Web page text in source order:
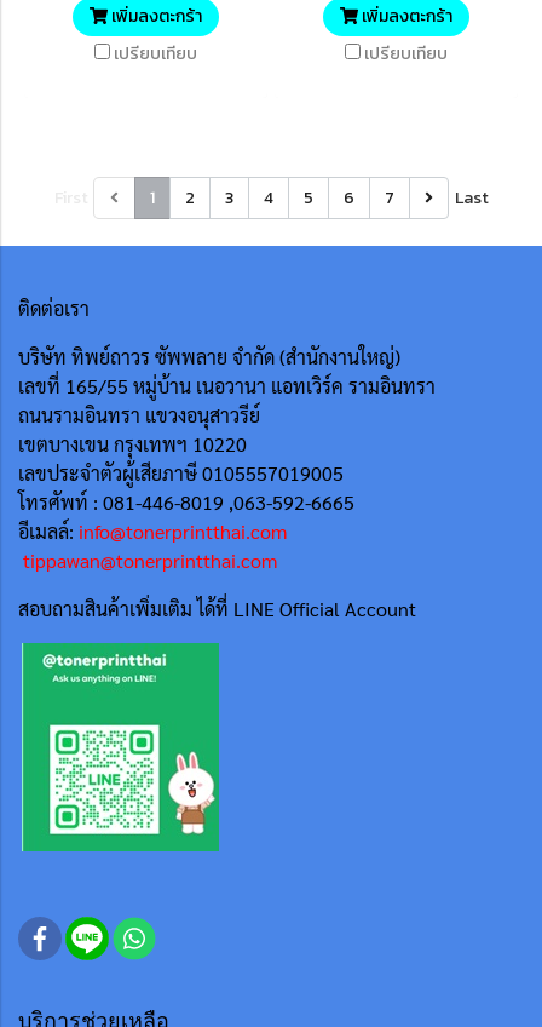
L3560CDW/MFC-
L3760CDW/MFC-L8340CDW
เพิ่มลงตะกร้า
เปรียบเทียบ
L3760CDW/MFC-L8340CDW
(3,000 แผ่น ISO/IEC 19798)
เพิ่มลงตะกร้า
เปรียบเทียบ
1 2 3 4 5 6 7 Last
ติดต่อเรา
บริษัท ทิพย์ถาวร ซัพพลาย จำกัด (สำนักงานใหญ่)
เลขที่ 165/55 หมู่บ้าน เนอวานา แอทเวิร์ค รามอินทรา
ถนนรามอินทรา แขวงอนุสาวรีย์
เขตบางเขน กรุงเทพฯ 10220
เลขประจำตัวผู้เสียภาษี 0105557019005
โทรศัพท์ : 081-446-8019 ,063-592-6665
อีเมลล์: info@tonerprintthai.com
tippawan@tonerprintthai.com
สอบถามสินค้าเพิ่มเติม ได้ที่ LINE Official Account
บริการช่วยเหลือ